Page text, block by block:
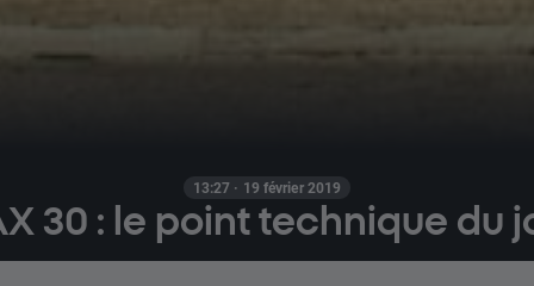
13:27 · 19 février 2019
30 : le point technique du